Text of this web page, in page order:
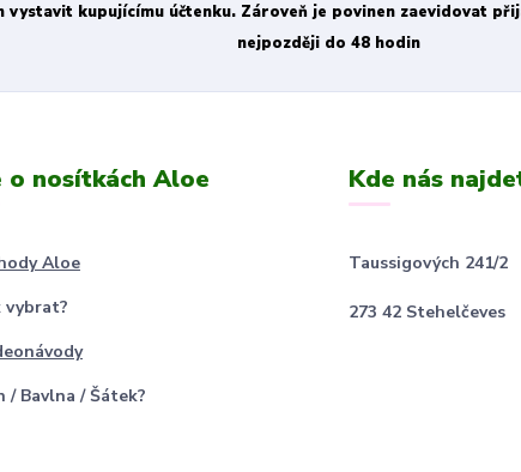
kupujícímu účtenku. Zároveň je povinen zaevidovat
nejpozději do 48 hodin
o nosítkách Aloe
Aloe
vybrat?
/ Bavlna / Šátek?
Kde nás
Taussigových 241/2
273 42 Stehelčeves